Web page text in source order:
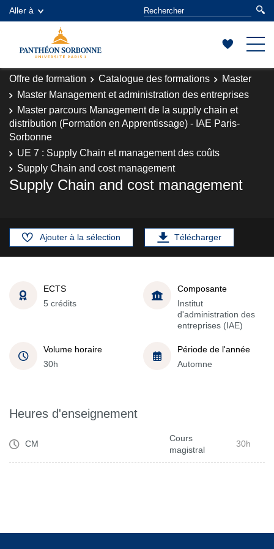
Aller à
Offre de formation Catalogue des formations
Master
Master Management et administration des entreprises
Master parcours Management de la supply chain et
distribution (Formation en Apprentissage) - IAE Paris-
Sorbonne
UE 7 : Supply Chain et management des coûts
Supply Chain and cost management
Supply Chain and cost management
Ajouter à la sélection Télécharger
ECTS
5 crédits
Composante
Institut
d'administration des
entreprises (IAE)
Volume horaire
30h
Période de l'année
Automne
Heures d'enseignement
CM
Cours
magistral
30h